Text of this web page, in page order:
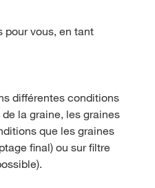
pour vous, en tant
différentes conditions
la graine, les graines
que les graines
final) ou sur filtre